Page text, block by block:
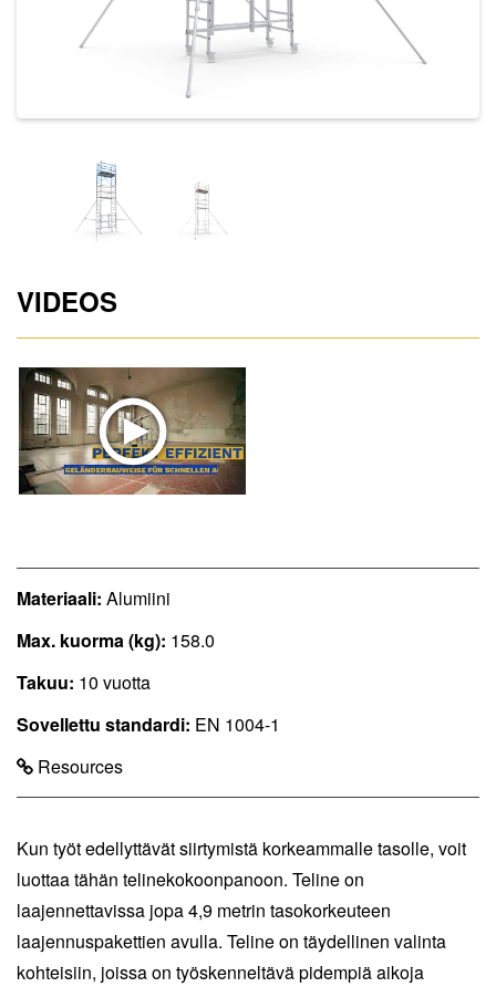
VIDEOS
Materiaali: Alumiini
Max. kuorma (kg): 158.0
Takuu: 10 vuotta
Sovellettu standardi: EN 1004-1
Resources
Kun työt edellyttävät siirtymistä korkeammalle tasolle, voit
luottaa tähän telinekokoonpanoon. Teline on
laajennettavissa jopa 4,9 metrin tasokorkeuteen
laajennuspakettien avulla. Teline on täydellinen valinta
kohteisiin, joissa on työskenneltävä pidempiä aikoja